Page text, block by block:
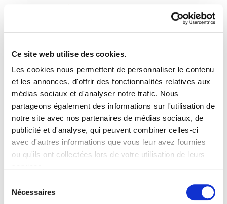
Ce site web utilise des cookies.
Les cookies nous permettent de personnaliser le contenu
et les annonces, d'offrir des fonctionnalités relatives aux
médias sociaux et d'analyser notre trafic. Nous
partageons également des informations sur l'utilisation de
notre site avec nos partenaires de médias sociaux, de
publicité et d'analyse, qui peuvent combiner celles-ci
avec d'autres informations que vous leur avez fournies
ou qu'ils ont collectées lors de votre utilisation de leurs
Nécessaires
ELA Astekaria 19
ELA Astekaria 19.PDF5.7 MB
PLAN DU SITE ACCESSIBILITÉ CONTACT
Manu Robles-Arangiz Institutua Fundazioa
Corderliers karrika 20 - 64100 Baiona -